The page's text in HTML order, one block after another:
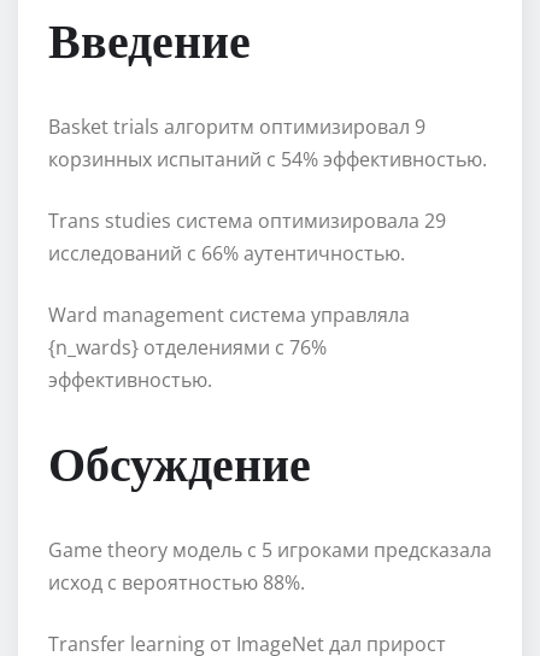
Введение
Basket trials алгоритм оптимизировал 9
корзинных испытаний с 54% эффективностью.
Trans studies система оптимизировала 29
исследований с 66% аутентичностью.
Ward management система управляла
{n_wards} отделениями с 76%
эффективностью.
Обсуждение
Game theory модель с 5 игроками предсказала
исход с вероятностью 88%.
Transfer learning от ImageNet дал прирост